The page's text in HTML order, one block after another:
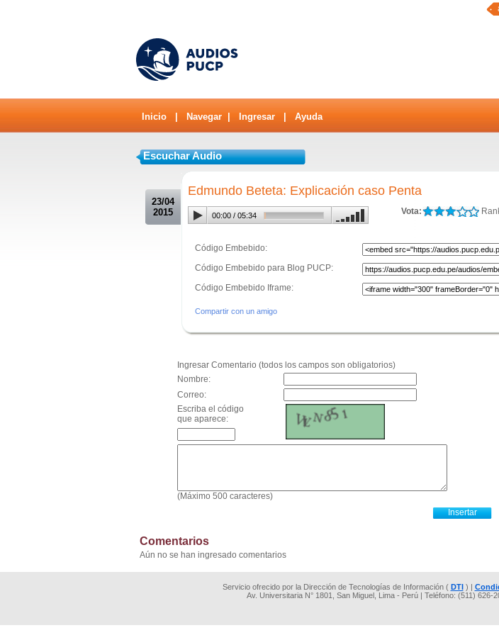
Inicio Navegar Ingresar Ayuda
Escuchar Audio
23/04
2015
Edmundo Beteta: Explicación caso Penta
Vota:
00:00 / 05:34
Código Embebido:
Código Embebido para Blog PUCP:
Código Embebido Iframe:
Compartir con un amigo
Ingresar Comentario (todos los campos son obligatorios)
Nombre:
Correo:
Escriba el código
que aparece:
(Máximo 500 caracteres)
Comentarios
Aún no se han ingresado comentarios
Servicio ofrecido por la Dirección de Tecnologías de Información ( DTI) |
Av. Universitaria N° 1801, San Miguel, Lima - Perú | Teléfono: (511)